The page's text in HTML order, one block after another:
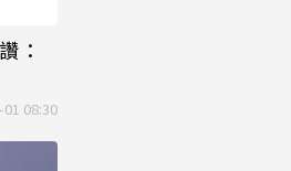
：
08:30